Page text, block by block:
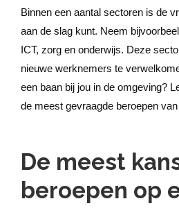
Binnen een aantal sectoren is de
aan de slag kunt. Neem
ICT, zorg en onderwijs. Deze
nieuwe werknemers te
een baan bij jou in de omgeving?
de meest gevraagde beroepen
De meest
beroepen op